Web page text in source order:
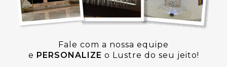
Fale com a nossa equipe
e PERSONALIZE o Lustre do seu jeito!